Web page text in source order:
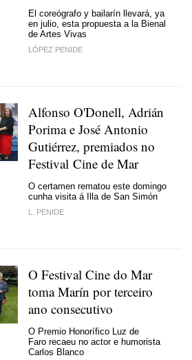
El coreógrafo y bailarín llevará, ya
en julio, esta propuesta a la Bienal
de Artes Vivas
LÓPEZ PENIDE
Alfonso O'Donell, Adrián
Porima e José Antonio
Gutiérrez, premiados no
Festival Cine de Mar
O certamen rematou este domingo
cunha visita á Illa de San Simón
L. PENIDE
O Festival Cine do Mar
toma Marín por terceiro
ano consecutivo
O Premio Honorífico Luz de
Faro recaeu no actor e humorista
Carlos Blanco